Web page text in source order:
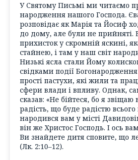
У Святому Письмі ми читаємо
народження нашого Господа.
розповідає як Марія та Йосиф
до дому, але були не
прихисток у скромній яскині,
стайнею, і там у наш світ
Низькі ясла стали Йому
свідками події
прості пастухи, які жили та
сфери влади і впливу. Однак,
сказав: «Не бійтеся, бо я
радість, що буде радістю
народився вам у місті
він же Христос Господь. І ось
Ви знайдете дитя сповите, що
(Лк. 2:10–12).